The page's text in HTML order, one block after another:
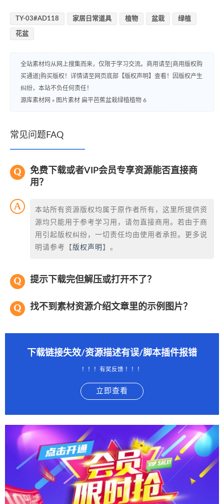
TY-03#AD118 家居日常道具 植物 盆栽 绿植
花盆
全站素材均从网上搜集而来，仅限于学习交流。商用请至[商用版权购
买通道]购买版权！详情请至网页底部【版权声明】查看！因版权产生
纠纷，本站不负任何责任！
源库素材网 » 图片素材 扁平芭蕉盆栽绿植植物 6
常见问题FAQ
免费下载或者VIP会员专享资源能否直接商
用？
本站所有资源版权均属于原作者所有，这里所提供资
源均只能用于参考学习用，请勿直接商用。若由于商
用引起版权纠纷，一切责任均由使用者承担。更多说
明请参考【 版权声明 】。
提示下载完但解压或打开不了？
找不到素材资源介绍文章里的示例图片？
下载链接失效/资源描述有误/脚本插件报错
！！！有奖反馈 ！！！
立即查看